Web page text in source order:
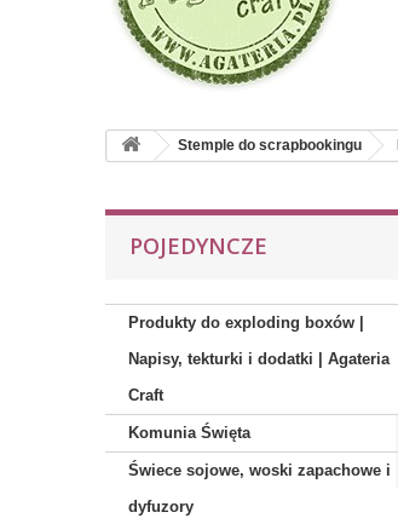
Stemple do scrapbookingu
POJEDYNCZE
Produkty do exploding boxów |
Napisy, tekturki i dodatki | Agateria
Craft
Komunia Święta
Świece sojowe, woski zapachowe i
dyfuzory